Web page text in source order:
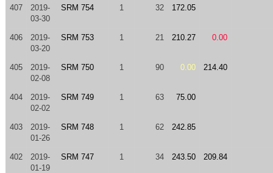
407
2019-
03-30
SRM 754 1 32 172.05
406
2019-
03-20
SRM 753 1 21 210.27 0.00
405
2019-
02-08
SRM 750 1 90 0.00 214.40
404
2019-
02-02
SRM 749 1 63 75.00
403
2019-
01-26
SRM 748 1 62 242.85
402
2019-
01-19
SRM 747 1 34 243.50 209.84